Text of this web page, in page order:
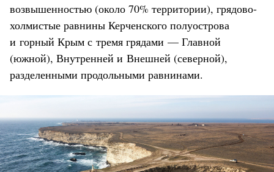
возвышенностью (около 70% территории), грядово-
холмистые равнины Керченского полуострова
и горный Крым с тремя грядами — Главной
(южной), Внутренней и Внешней (северной),
разделенными продольными равнинами.